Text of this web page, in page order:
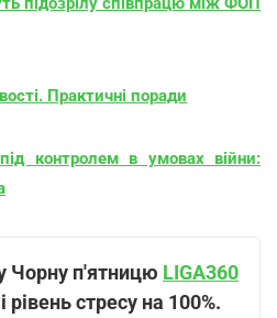
Практичні поради
контролем в умовах війни:
Чорну п'ятницю LIGA360
і рівень стресу на 100%.